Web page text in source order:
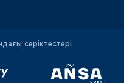
серіктестері